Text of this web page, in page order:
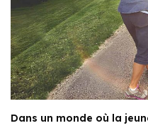
Dans un monde où la